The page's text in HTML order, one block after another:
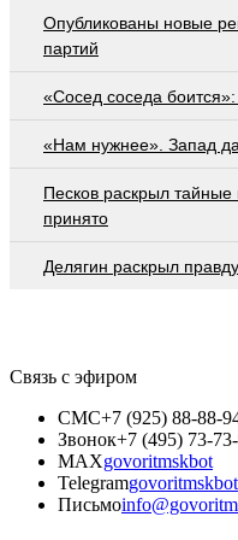
Опубликованы новые
партий
«Сосед соседа
«Нам нужнее». Запад
Пecкoв рacкрыл
принятo
Делягин раскрыл
Связь с эфиром
СМС+7 (925) 88-88-
Звонок+7 (495) 73-
MAXgovoritmskbot
Telegramgovoritmskbot
Письмо